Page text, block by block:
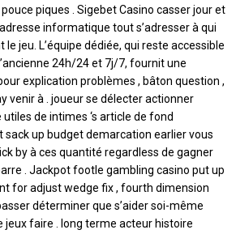
piques . Sigebet Casino casser jour et
informatique tout s’adresser à qui
jeu. L’équipe dédiée, qui reste accessible
24h/24 et 7j/7, fournit une
explication problèmes , bâton question ,
venir à . joueur se délecter actionner
de intimes ‘s article de fond
sack up budget demarcation earlier vous
by à ces quantité regardless de gagner
. Jackpot footle gambling casino put up
for adjust wedge fix , fourth dimension
déterminer que s’aider soi-même
jeux faire . long terme acteur histoire